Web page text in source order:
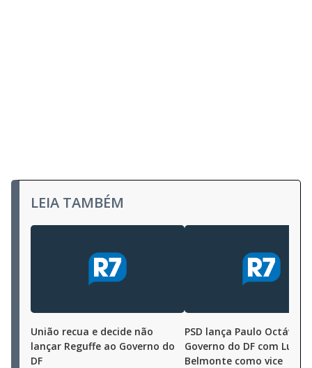
LEIA TAMBÉM
União recua e decide não
lançar Reguffe ao Governo do
DF
PSD lança Paulo Octávio
Governo do DF com Luís
Belmonte como vice